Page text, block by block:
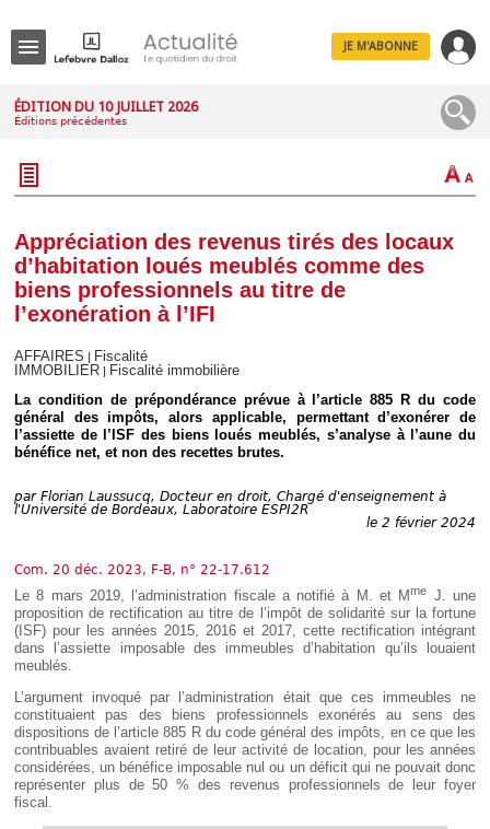
IT
JE M'ABONNE
ÉDITION DU 10 JUILLET 2026
Éditions précédentes
Appréciation des revenus tirés des locaux
d’habitation loués meublés comme des
biens professionnels au titre de
l’exonération à l’IFI
AFFAIRES
Fiscalité
IMMOBILIER
Fiscalité immobilière
La condition de prépondérance prévue à l’article 885 R du code
général des impôts, alors applicable, permettant d’exonérer de
l’assiette de l’ISF des biens loués meublés, s’analyse à l’aune du
bénéfice net, et non des recettes brutes.
par Florian Laussucq, Docteur en droit, Chargé d'enseignement à
l'Université de Bordeaux, Laboratoire ESPI2R
le 2 février 2024
Com. 20 déc. 2023, F-B, n° 22-17.612
Le 8 mars 2019, l’administration fiscale a notifié à M. et Mme J. une
proposition de rectification au titre de l’impôt de solidarité sur la fortune
(ISF) pour les années 2015, 2016 et 2017, cette rectification intégrant
dans l’assiette imposable des immeubles d’habitation qu’ils louaient
meublés.
L’argument invoqué par l’administration était que ces immeubles ne
constituaient pas des biens professionnels exonérés au sens des
dispositions de l’article 885 R du code général des impôts, en ce que les
contribuables avaient retiré de leur activité de location, pour les années
considérées, un bénéfice imposable nul ou un déficit qui ne pouvait donc
représenter plus de 50 % des revenus professionnels de leur foyer
fiscal.